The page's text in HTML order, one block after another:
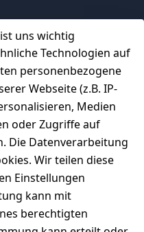
alten Fischerboote nicht zu
uns wichtig
Technologien auf
personenbezogene
Webseite (z.B. IP-
Medien
oder Zugriffe auf
Die Datenverarbeitung
Wir teilen diese
Einstellungen
kann mit
berechtigten